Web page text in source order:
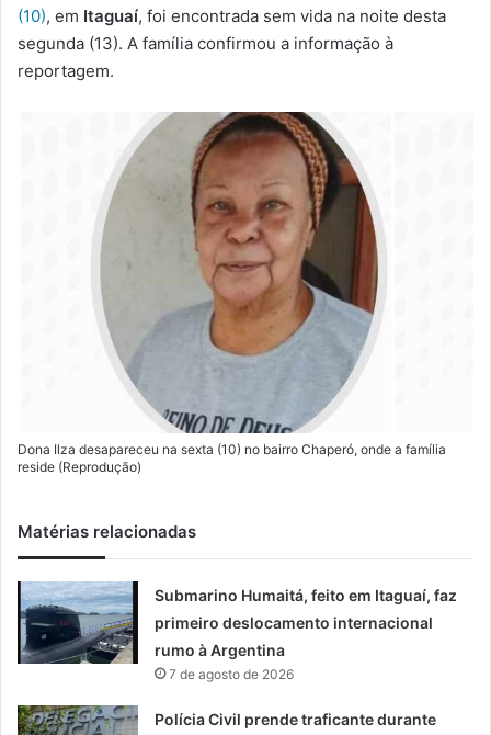
m
a
(10), em Itaguaí, foi encontrada sem vida na noite desta
segunda (13). A família confirmou a informação à
reportagem.
Dona Ilza desapareceu na sexta (10) no bairro Chaperó, onde a família
reside (Reprodução)
Matérias relacionadas
Submarino Humaitá, feito em Itaguaí, faz
primeiro deslocamento internacional
rumo à Argentina
7 de agosto de 2026
Polícia Civil prende traficante durante